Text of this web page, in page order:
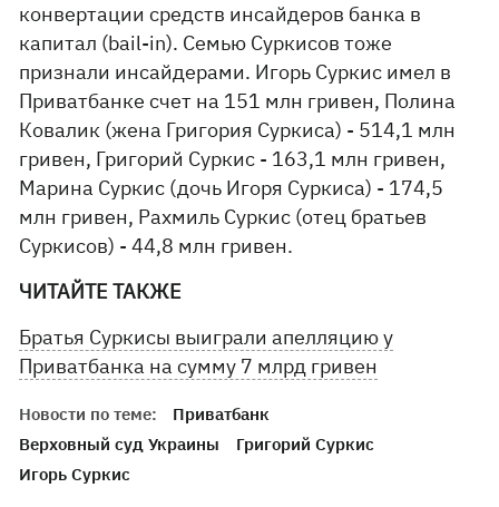
конвертации средств инсайдеров банка в
капитал (bail-in). Семью Суркисов тоже
признали инсайдерами. Игорь Суркис имел в
Приватбанке счет на 151 млн гривен, Полина
Ковалик (жена Григория Суркиса) - 514,1 млн
гривен, Григорий Суркис - 163,1 млн гривен,
Марина Суркис (дочь Игоря Суркиса) - 174,5
млн гривен, Рахмиль Суркис (отец братьев
Суркисов) - 44,8 млн гривен.
ЧИТАЙТЕ ТАКЖЕ
Братья Суркисы выиграли апелляцию у
Приватбанка на сумму 7 млрд гривен
Новости по теме:
Приватбанк
Верховный суд Украины
Григорий Суркис
Игорь Суркис